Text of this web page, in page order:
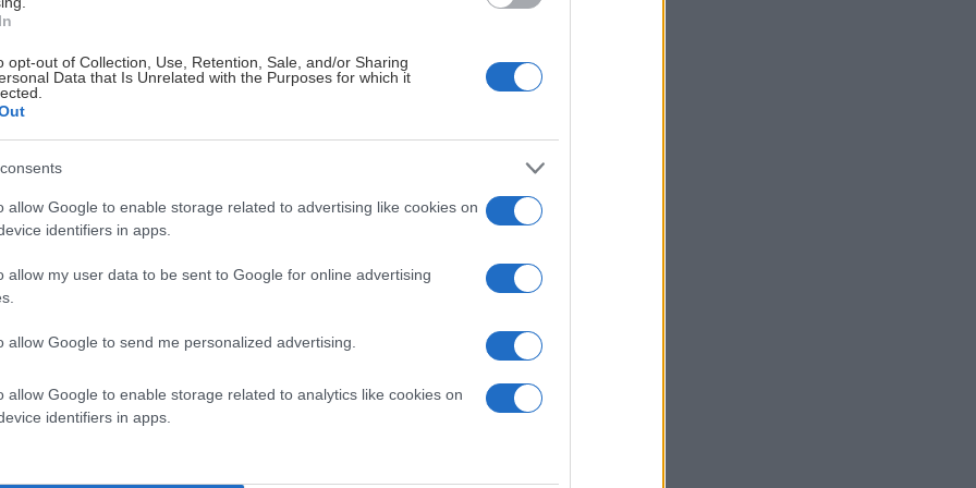
opt-out of Collection, Use, Retention, Sale, and/or Sharing
Data that Is Unrelated with the Purposes for which it
allow Google to enable storage related to advertising like cookies on
identifiers in apps.
allow my user data to be sent to Google for online advertising
allow Google to send me personalized advertising.
allow Google to enable storage related to analytics like cookies on
identifiers in apps.
Finnkamp som OS-tvåan Frankrikes besök i
fylla på de luckor som finns i trupperna.